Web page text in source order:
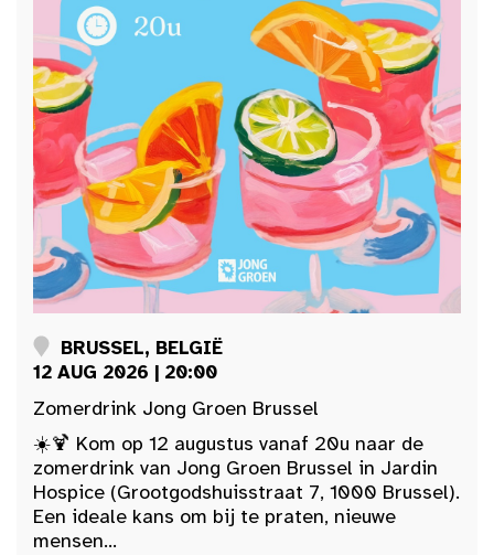
BRUSSEL, BELGIË
12 AUG 2026 | 20:00
Zomerdrink Jong Groen Brussel
☀️🍹 Kom op 12 augustus vanaf 20u naar de
zomerdrink van Jong Groen Brussel in Jardin
Hospice (Grootgodshuisstraat 7, 1000 Brussel).
Een ideale kans om bij te praten, nieuwe
mensen...